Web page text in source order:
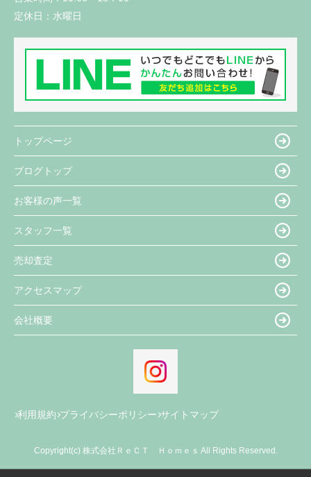
定休日： 水曜日
トップページ
ブログトップ
お客様の声一覧
スタッフ一覧
売却査定
アクセスマップ
会社概要
利用規約 プライバシーポリシー サイトマップ
Copyright(c) 株式会社ＲｅＣＴ Ｈｏｍｅｓ All Rights Reserved.